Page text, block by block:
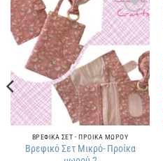
Πρόσθήκη
στην
λίστα
επιθυμιών
ΒΡΕΦΙΚΑ ΣΕΤ - ΠΡΟΙΚΑ ΜΩΡΟΥ
Βρεφικό Σετ Μικρό- Προίκα